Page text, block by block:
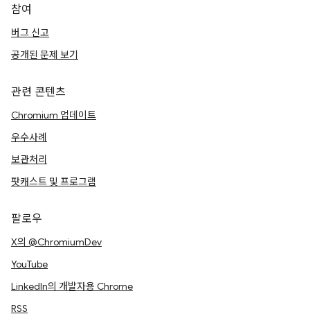
참여
버그 신고
공개된 문제 보기
관련 콘텐츠
Chromium 업데이트
우수사례
보관처리
팟캐스트 및 프로그램
팔로우
X의 @ChromiumDev
YouTube
LinkedIn의 개발자용 Chrome
RSS